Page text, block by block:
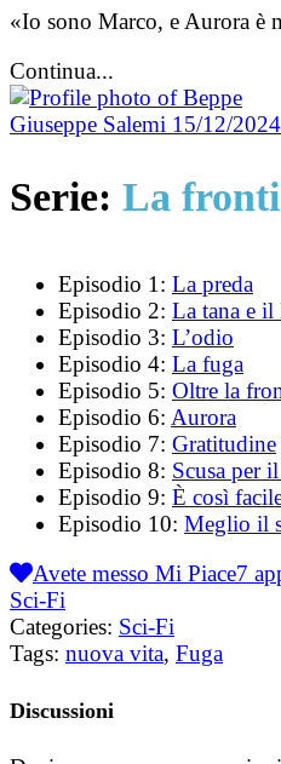
«Io sono Marco, e Aurora è
Continua...
Giuseppe Salemi 15/12/2024
Serie: La
Episodio 1: La preda
Episodio 2: La tana e
Episodio 3: L’odio
Episodio 4: La fuga
Episodio 5: Oltre la
Episodio 6: Aurora
Episodio 7: Gratitudine
Episodio 8: Scusa per
Episodio 9: È così
Episodio 10: Meglio il
Avete messo Mi Piace7
Sci-Fi
Categories: Sci-Fi
Tags: nuova vita, Fuga
Discussioni